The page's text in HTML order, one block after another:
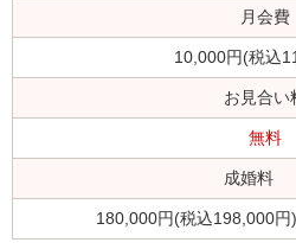
月会費
10,000円(税込
お見合い
無料
成婚料
180,000円(税込198,000